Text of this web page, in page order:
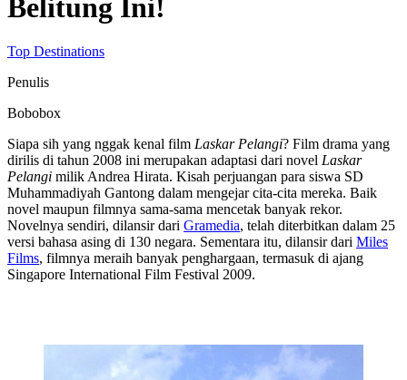
Belitung Ini!
Top Destinations
Penulis
Bobobox
Siapa sih yang nggak kenal film Laskar Pelangi? Film drama yang
dirilis di tahun 2008 ini merupakan adaptasi dari novel Laskar
Pelangi milik Andrea Hirata. Kisah perjuangan para siswa SD
Muhammadiyah Gantong dalam mengejar cita-cita mereka. Baik
novel maupun filmnya sama-sama mencetak banyak rekor.
Novelnya sendiri, dilansir dari Gramedia, telah diterbitkan dalam 25
versi bahasa asing di 130 negara. Sementara itu, dilansir dari Miles
Films, filmnya meraih banyak penghargaan, termasuk di ajang
Singapore International Film Festival 2009.